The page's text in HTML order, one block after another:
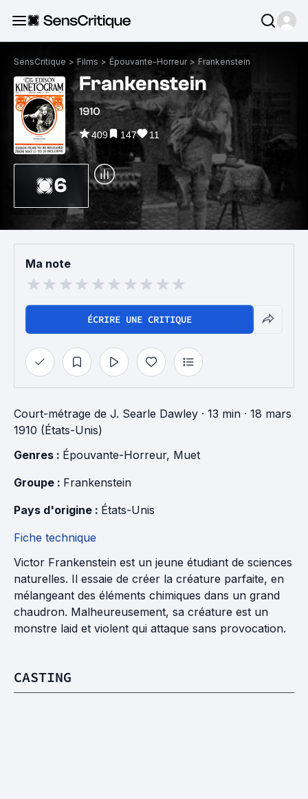
SensCritique > Films > Épouvante-Horreur > Frankenstein
Frankenstein
1910
409 147 11
6
Ma note
ÉCRIRE UNE CRITIQUE
Court-métrage de J. Searle Dawley · 13 min · 18 mars
1910 (États-Unis)
Genres : Épouvante-Horreur, Muet
Groupe : Frankenstein
Pays d'origine : États-Unis
Fiche technique
Victor Frankenstein est un jeune étudiant de sciences
naturelles. Il essaie de créer la créature parfaite, en
mélangeant des éléments chimiques dans un grand
chaudron. Malheureusement, sa créature est un
monstre laid et violent qui attaque sans provocation.
CASTING